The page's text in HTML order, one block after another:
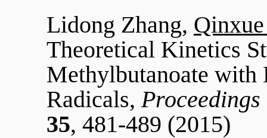
Lidong Zhang,
Theoretical Kinetics
Methylbutanoate
Radicals,
35, 481-489 (2015)